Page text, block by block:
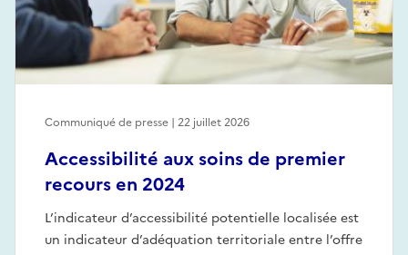
Accessibilité aux soins de premier
recours en 2024
L’indicateur d’accessibilité potentielle localisée est
un indicateur d’adéquation territoriale entre l’offre
Communiqué de presse | 22 juillet 2026